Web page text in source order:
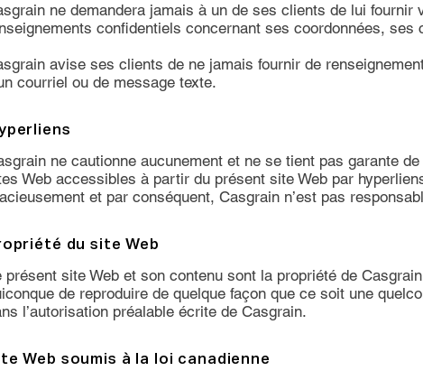
ne demandera jamais à un de ses clients de lui fournir
confidentiels concernant ses coordonnées, ses
avise ses clients de ne jamais fournir de
courriel ou de message texte.
ne cautionne aucunement et ne se tient pas garante
Web accessibles à partir du présent site Web par
et par conséquent, Casgrain n’est pas
du site Web
présent site Web et son contenu sont la propriété de
de reproduire de quelque façon que ce soit une
l’autorisation préalable écrite de Casgrain.
Web soumis à la loi canadienne